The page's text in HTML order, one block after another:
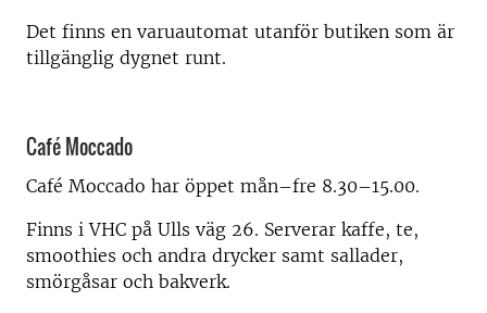
Det finns en varuautomat utanför butiken som är
tillgänglig dygnet runt.
Café Moccado
Café Moccado har öppet mån–fre 8.30–15.00.
Finns i VHC på Ulls väg 26. Serverar kaffe, te,
smoothies och andra drycker samt sallader,
smörgåsar och bakverk.